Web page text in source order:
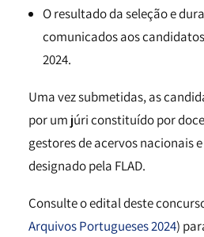
O resultado da seleção e
comunicados aos
2024.
Uma vez submetidas, as
por um júri constituído por
gestores de acervos nacionais
designado pela FLAD.
Consulte o edital deste
Arquivos Portugueses 2024)